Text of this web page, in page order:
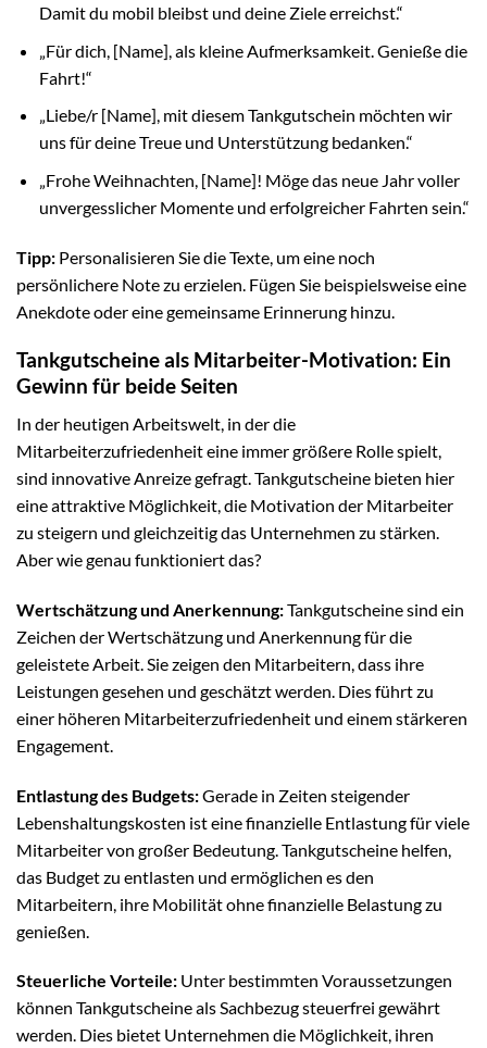
Damit du mobil bleibst und deine Ziele erreichst.“
„Für dich, [Name], als kleine Aufmerksamkeit. Genieße die
Fahrt!“
„Liebe/r [Name], mit diesem Tankgutschein möchten wir
uns für deine Treue und Unterstützung bedanken.“
„Frohe Weihnachten, [Name]! Möge das neue Jahr voller
unvergesslicher Momente und erfolgreicher Fahrten sein.“
Tipp: Personalisieren Sie die Texte, um eine noch
persönlichere Note zu erzielen. Fügen Sie beispielsweise eine
Anekdote oder eine gemeinsame Erinnerung hinzu.
Tankgutscheine als Mitarbeiter-Motivation: Ein
Gewinn für beide Seiten
In der heutigen Arbeitswelt, in der die
Mitarbeiterzufriedenheit eine immer größere Rolle spielt,
sind innovative Anreize gefragt. Tankgutscheine bieten hier
eine attraktive Möglichkeit, die Motivation der Mitarbeiter
zu steigern und gleichzeitig das Unternehmen zu stärken.
Aber wie genau funktioniert das?
Wertschätzung und Anerkennung:Tankgutscheine sind ein
Zeichen der Wertschätzung und Anerkennung für die
geleistete Arbeit. Sie zeigen den Mitarbeitern, dass ihre
Leistungen gesehen und geschätzt werden. Dies führt zu
einer höheren Mitarbeiterzufriedenheit und einem stärkeren
Engagement.
Entlastung des Budgets:Gerade in Zeiten steigender
Lebenshaltungskosten ist eine finanzielle Entlastung für viele
Mitarbeiter von großer Bedeutung. Tankgutscheine helfen,
das Budget zu entlasten und ermöglichen es den
Mitarbeitern, ihre Mobilität ohne finanzielle Belastung zu
genießen.
Steuerliche Vorteile: Unter bestimmten Voraussetzungen
können Tankgutscheine als Sachbezug steuerfrei gewährt
werden. Dies bietet Unternehmen die Möglichkeit, ihren